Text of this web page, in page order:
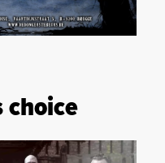
choice